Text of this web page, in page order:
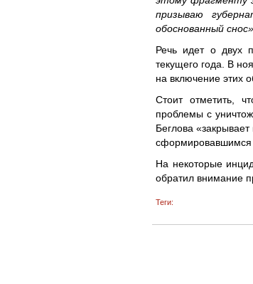
призываю
обоснованный
Речь идет о двух
текущего года. В
на включение этих
Стоит отметить,
проблемы с
Беглова
сформировавшимся
На некоторые
обратил внимание
Теги: